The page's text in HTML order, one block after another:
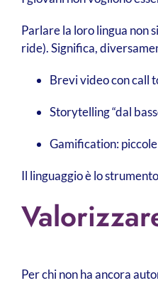
Parlare la loro lingua non
ride). Significa,
Brevi video con call
Storytelling “dal
Gamification:
Il linguaggio è lo
Per chi non ha ancora